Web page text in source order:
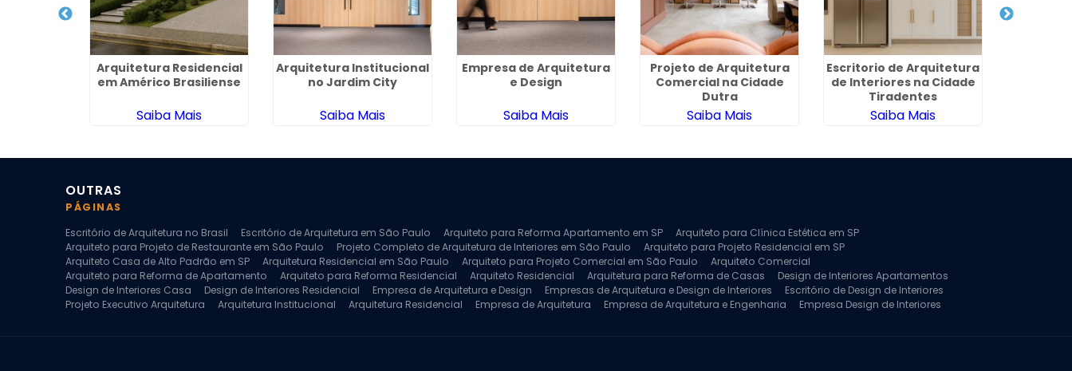
Arquitetura Residencial
em Américo Brasiliense
Saiba Mais
Arquitetura Institucional
no Jardim City
Saiba Mais
Empresa de Arquitetura
e Design
Saiba Mais
Projeto de Arquitetura
Comercial na Cidade
Dutra
Saiba Mais
Escritorio de Arquitetura
de Interiores na Cidade
Tiradentes
Saiba Mais
OUTRAS
PÁGINAS
Escritório de Arquitetura no Brasil
Escritório de Arquitetura em São Paulo Arquiteto para Reforma Apartamento em SP
Arquiteto para Clínica Estética em SP
Arquiteto para Projeto de Restaurante em São Paulo
Projeto Completo de Arquitetura de Interiores em São Paulo
Arquiteto para Projeto Residencial em SP
Arquiteto Casa de Alto Padrão em SP
Arquitetura Residencial em São Paulo Arquiteto para Projeto Comercial em São Paulo
Arquiteto Comercial
Arquiteto para Reforma de Apartamento
Arquiteto para Reforma Residencial Arquiteto Residencial Arquitetura para Reforma de Casas
Design de Interiores Apartamentos
Design de Interiores Casa
Design de Interiores Residencial Empresa de Arquitetura e Design Empresas de Arquitetura e Design de Interiores
Escritório de Design de Interiores
Projeto Executivo Arquitetura
Arquitetura Institucional Arquitetura Residencial Empresa de Arquitetura Empresa de Arquitetura e Engenharia
Empresa Design de Interiores